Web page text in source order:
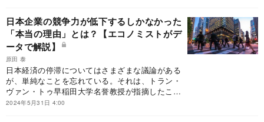
法』（PHP研究所）を一部抜粋・編集したもので
す。
日本企業の競争力が低下するしかなかった
「本当の理由」とは？【エコノミストがデ
ータで解説】
原田 泰
日本経済の停滞についてはさまざまな議論がある
が、単純なことを忘れている。それは、トラン・
ヴァン・トゥ早稲田大学名誉教授が指摘したこと
だが、日本は投資が不足していたということだ。
2024年5月31日 4:00